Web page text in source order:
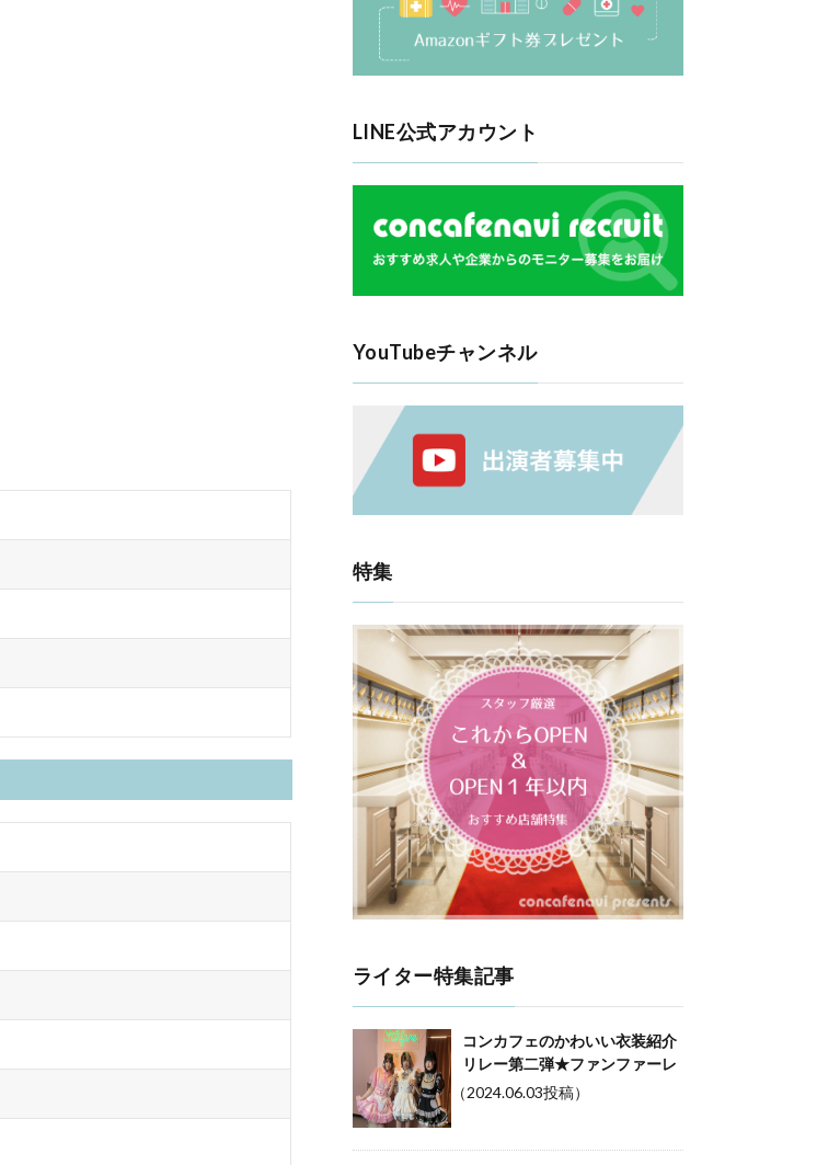
LINE公式アカウント
YouTubeチャンネル
特集
ライター特集記事
コンカフェのかわいい衣装紹介
リレー第二弾★ファンファーレ
（2024.06.03投稿）